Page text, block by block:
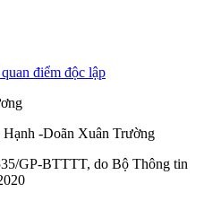
điểm độc lập
-Doãn Xuân Trường
GP-BTTTT, do Bộ Thông tin